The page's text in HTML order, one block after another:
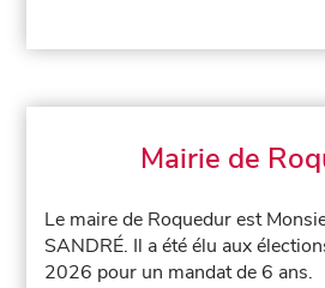
Mairie de
Le maire de Roquedur est
SANDRÉ. Il a été élu aux
2026 pour un mandat de 6 ans.